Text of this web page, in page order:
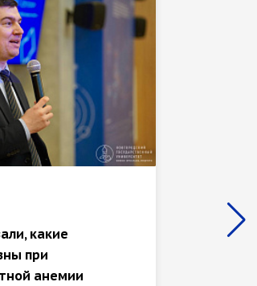
какие
при
анемии
21
В